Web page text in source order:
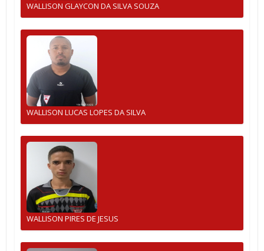
WALLISON GLAYCON DA SILVA SOUZA
WALLISON LUCAS LOPES DA SILVA
WALLISON PIRES DE JESUS